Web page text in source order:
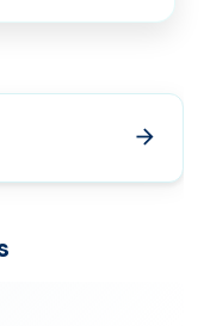
arrow_forward